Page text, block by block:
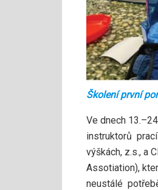
Školení první
Ve dnech
instruktorů
výškách, z.s., a
Assotiation),
neustálé